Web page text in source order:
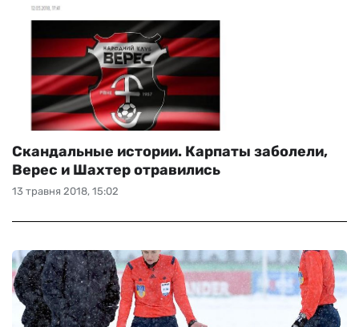
13 травня 2018, 15:02
Скандальные истории. Карпаты заболели,
Верес и Шахтер отравились